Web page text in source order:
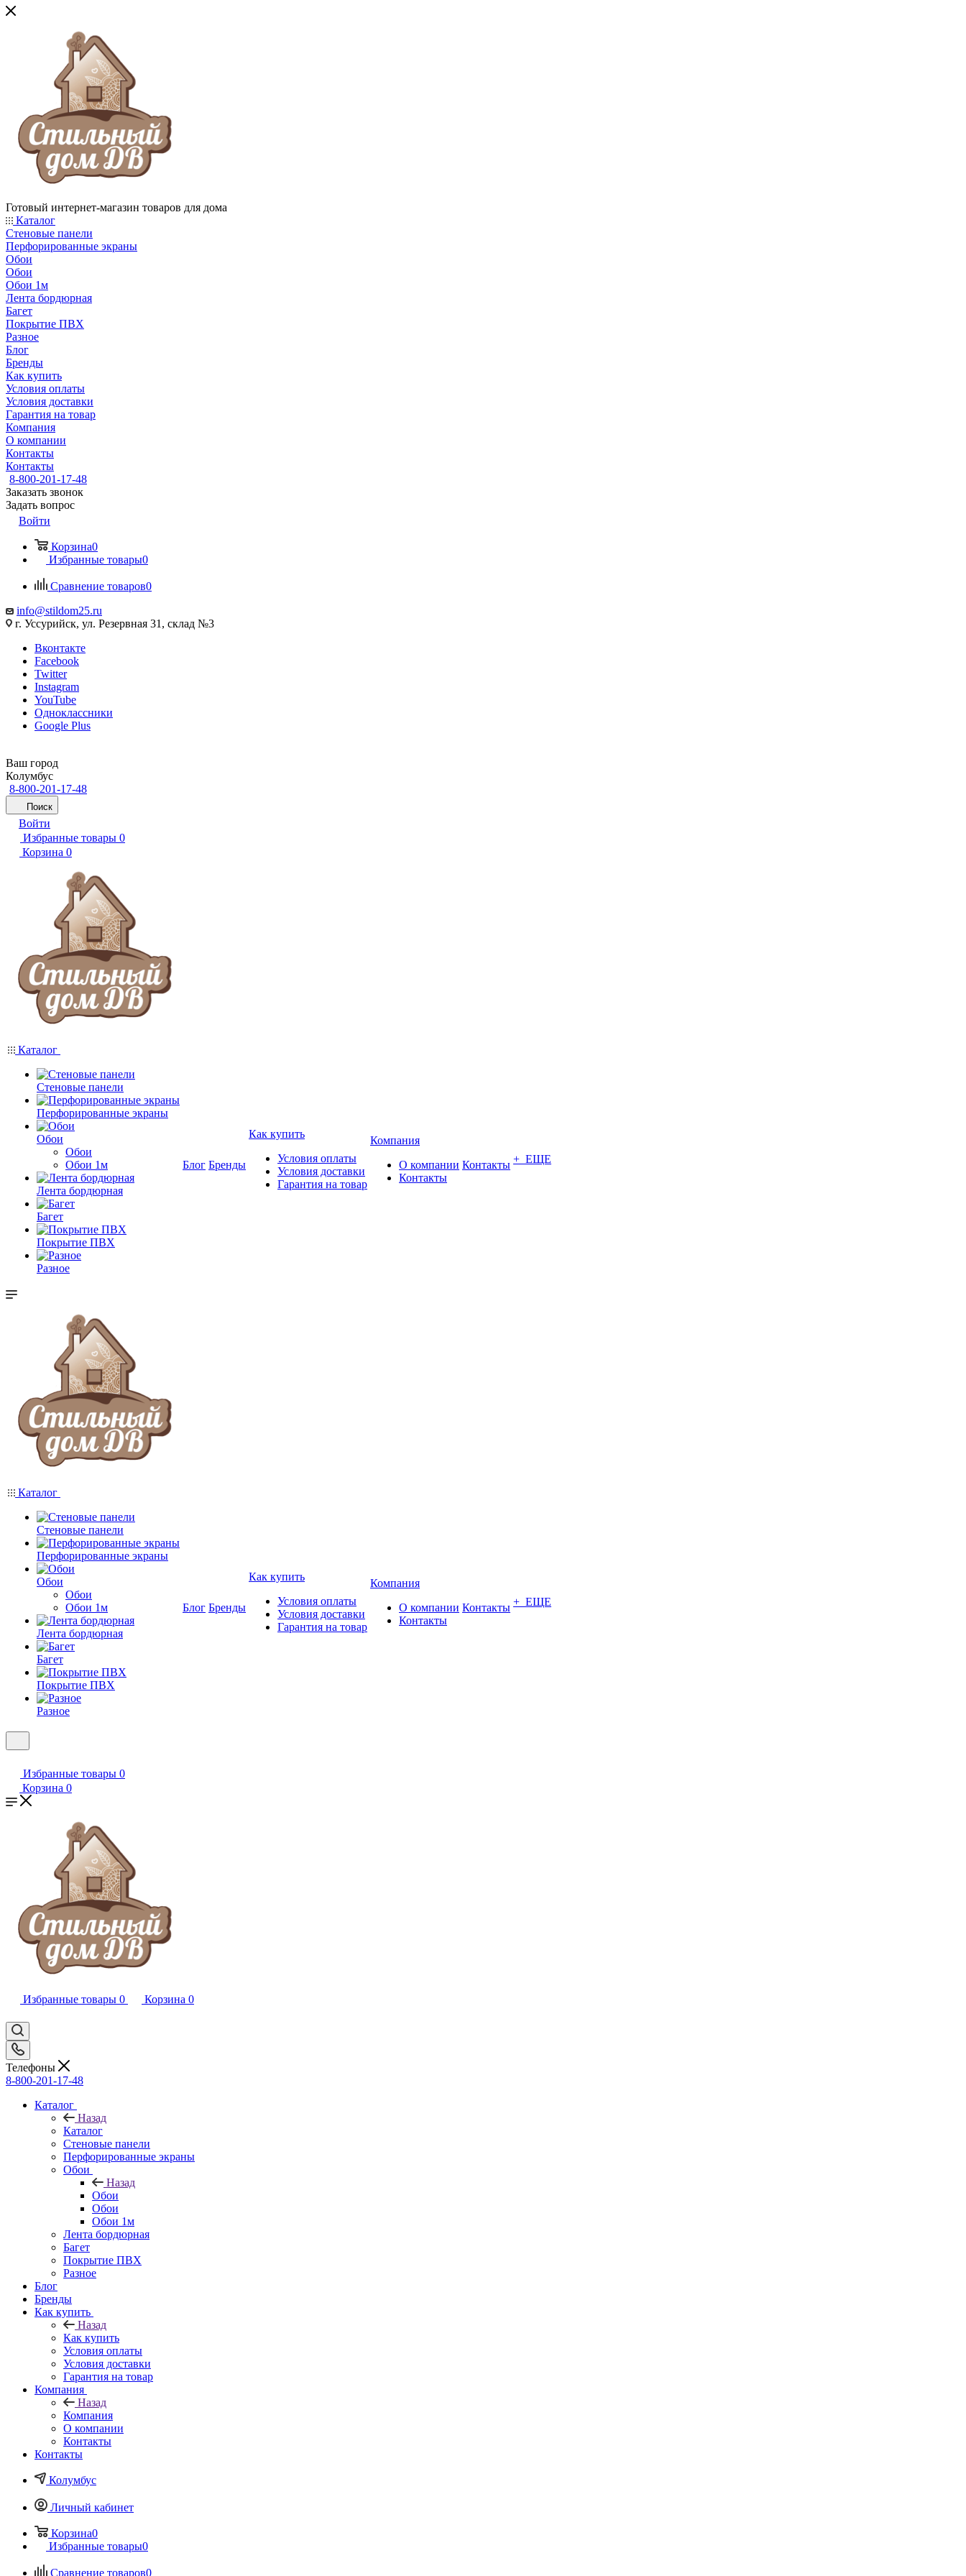
Готовый интернет-магазин товаров для дома
Каталог
Стеновые панели
Перфорированные экраны
Обои
Обои
Обои 1м
Лента бордюрная
Багет
Покрытие ПВХ
Разное
Блог
Бренды
Как купить
Условия оплаты
Условия доставки
Гарантия на товар
Компания
О компании
Контакты
Контакты
8-800-201-17-48
Заказать звонок
Задать вопрос
Войти
Корзина0
Избранные товары0
Сравнение товаров0
info@stildom25.ru
г. Уссурийск, ул. Резервная 31, склад №3
Вконтакте
Facebook
Twitter
Instagram
YouTube
Одноклассники
Google Plus
Ваш город
Колумбус
8-800-201-17-48
Поиск
Войти
Избранные товары 0
Корзина 0
Каталог
Стеновые панели
Перфорированные экраны
Обои
Обои
Обои 1м
Лента бордюрная
Багет
Покрытие ПВХ
Разное
Блог Бренды
Как купить
Условия оплаты
Условия доставки
Гарантия на товар
Компания
О компании
Контакты
Контакты + ЕЩЕ
Каталог
Стеновые панели
Перфорированные экраны
Обои
Обои
Обои 1м
Лента бордюрная
Багет
Покрытие ПВХ
Разное
Блог Бренды
Как купить
Условия оплаты
Условия доставки
Гарантия на товар
Компания
О компании
Контакты
Контакты + ЕЩЕ
Избранные товары 0
Корзина 0
Избранные товары 0 Корзина 0
Телефоны
8-800-201-17-48
Каталог
Назад
Каталог
Стеновые панели
Перфорированные экраны
Обои
Назад
Обои
Обои
Обои 1м
Лента бордюрная
Багет
Покрытие ПВХ
Разное
Блог
Бренды
Как купить
Назад
Как купить
Условия оплаты
Условия доставки
Гарантия на товар
Компания
Назад
Компания
О компании
Контакты
Контакты
Колумбус
Личный кабинет
Корзина0
Избранные товары0
Сравнение товаров0